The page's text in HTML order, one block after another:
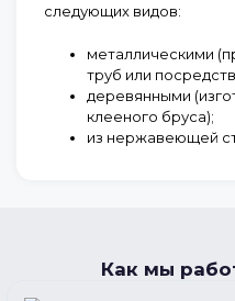
следующих видов:
металлическими
труб или
деревянными
клееного бруса);
из нержавеющей
Как мы